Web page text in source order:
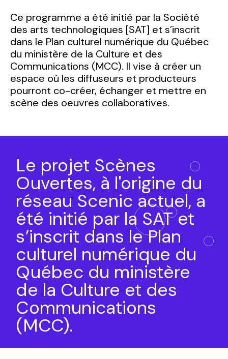
Ce programme a été initié par la Société
des arts technologiques [SAT] et s’inscrit
dans le Plan culturel numérique du Québec
du ministère de la Culture et des
Communications (MCC). Il vise à créer un
espace où les diffuseurs et producteurs
pourront co-créer, échanger et mettre en
scène des oeuvres collaboratives.
Le projet Scènes
Ouvertes, à l'origine du
réseau Scenic actuel, a
été initié par la SAT et
s’inscrit dans le Plan
culturel numérique du
Québec du ministère
de la Culture et des
Communications
(MCC).